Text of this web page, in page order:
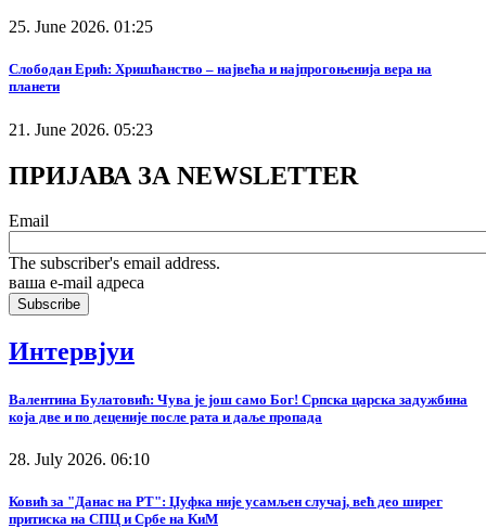
25. June 2026. 01:25
Слободан Ерић: Хришћанство – највећа и најпрогоњенија вера на
планети
21. June 2026. 05:23
ПРИЈАВА ЗА NEWSLETTER
Email
The subscriber's email address.
ваша е-mail адреса
Интервјуи
Валентина Булатовић: Чува је још само Бог! Српска царска задужбина
која две и по деценије после рата и даље пропада
28. July 2026. 06:10
Ковић за "Данас на РТ": Џуфка није усамљен случај, већ део ширег
притиска на СПЦ и Србе на КиМ